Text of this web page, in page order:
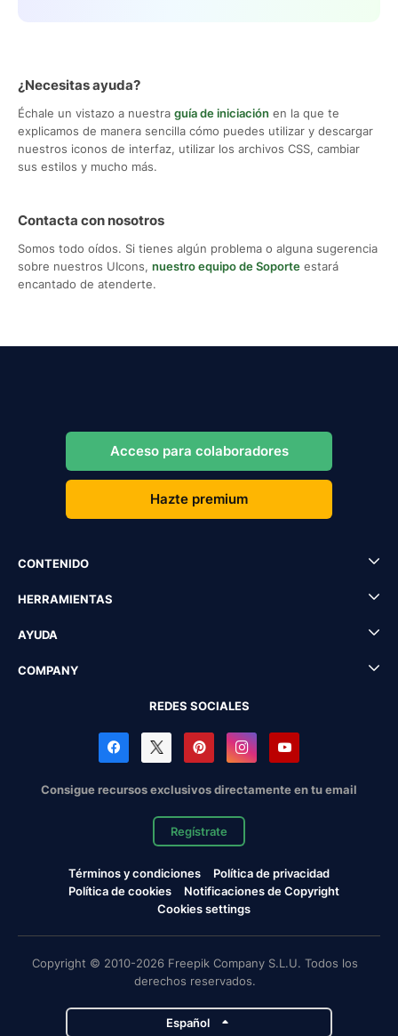
¿Necesitas ayuda?
Échale un vistazo a nuestra guía de iniciación en la que te
explicamos de manera sencilla cómo puedes utilizar y descargar
nuestros iconos de interfaz, utilizar los archivos CSS, cambiar
sus estilos y mucho más.
Contacta con nosotros
Somos todo oídos. Si tienes algún problema o alguna sugerencia
sobre nuestros UIcons, nuestro equipo de Soporte estará
encantado de atenderte.
Acceso para colaboradores
Hazte premium
CONTENIDO
HERRAMIENTAS
AYUDA
COMPANY
REDES SOCIALES
Consigue recursos exclusivos directamente en tu email
Regístrate
Términos y condiciones
Política de privacidad
Política de cookies
Notificaciones de Copyright
Cookies settings
Copyright © 2010-2026 Freepik Company S.L.U. Todos los
derechos reservados.
Español